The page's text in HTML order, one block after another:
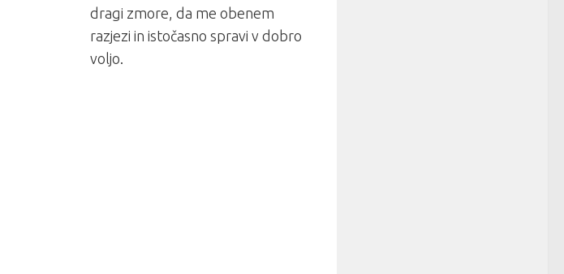
dragi zmore, da me obenem
razjezi in istočasno spravi v dobro
voljo.